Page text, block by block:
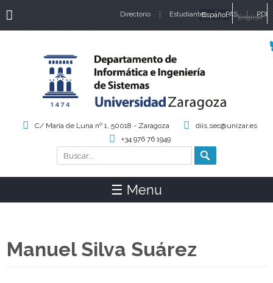
Directorio Estudiantes PAS PDI
Idiomas
Español English
Formulario de búsqueda
Buscar
C/ María de Luna nº 1, 50018 - Zaragoza
diis.sec@unizar.es
+34 976 76 1949
☰ Menu
Manuel Silva Suárez